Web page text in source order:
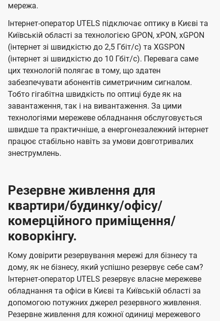
мережа.
Інтернет-оператор UTELS підключає оптику в Києві та
Київській області за технологією GPON, xPON, xGPON
(інтернет зі швидкістю до 2,5 Гбіт/с) та XGSPON
(інтернет зі швидкістю до 10 Гбіт/с). Перевага саме
цих технологій полягає в тому, що здатен
забезпечувати абонентів симетричним сигналом.
Тобто гігабітна швидкість по оптиці буде як на
завантаження, так і на вивантаження. За цими
технологіями мережеве обладнання обслуговується
швидше та практичніше, а енергонезалежний інтернет
працює стабільно навіть за умови довготривалих
знеструмлень.
Резервне живлення для
квартири/будинку/офісу/
комерційного приміщення/
коворкінгу.
Кому довірити резервування мережі для бізнесу та
дому, як не бізнесу, який успішно резервує себе сам?
Інтернет-оператор UTELS резервує власне мережеве
обладнання та офіси в Києві та Київській області за
допомогою потужних джерел резервного живлення.
Резервне живлення для кожної одиниці мережевого